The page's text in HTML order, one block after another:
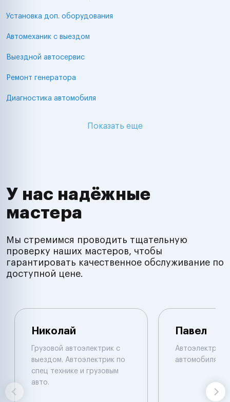
Установка доп. оборудования
Автомеханик с выездом
Выездной автосервис
Ремонт генератора
Диагностика автомобиля
Показать еще
У нас надёжные
мастера
Мы стремимся проводить тщательную
проверку наших мастеров, чтобы
гарантировать качественное обслуживание по
доступной цене.
Николай
Грузовой автоэлектрик с
выездом. Автоэлектрик по
спец технике и грузовым
авто.
Павел
Автоэлектрик
автомобилям.